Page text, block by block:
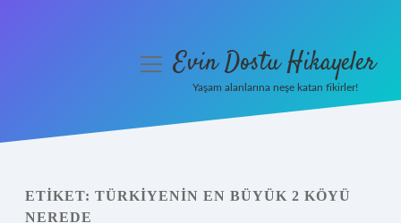
Yasal Uyarı
menüyüEvin Dostu Hikayeler
Yaşam alanlarına neşe katan fikirler!
ETIKET: TÜRKIYENIN EN BÜYÜK 2 KÖYÜ
NEREDE